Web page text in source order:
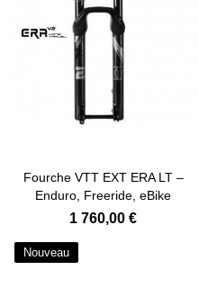
Fourche VTT EXT ERA LT –
Enduro, Freeride, eBike
1 760,00 €
Nouveau